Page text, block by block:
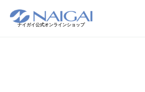
ナイガイ公式オンラインショップ